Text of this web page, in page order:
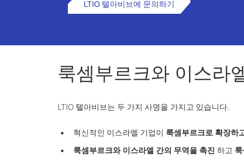
LTIO 텔아비브에 문의하기
룩셈부르크와 이스라
LTIO 텔아비브는 두 가지 사명을 가지고 있습니다.
혁신적인 이스라엘 기업이 룩셈부르크로 확장하
룩셈부르크와 이스라엘 간의 무역을 촉진 하고